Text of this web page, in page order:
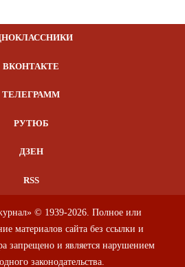
ВКОНТАКТЕ
ТЕЛЕГРАММ
РУТЮБ
ДЗЕН
RSS
© 1939-2026. Полное или
материалов сайта без ссылки и
запрещено и является нарушением
законодательства.